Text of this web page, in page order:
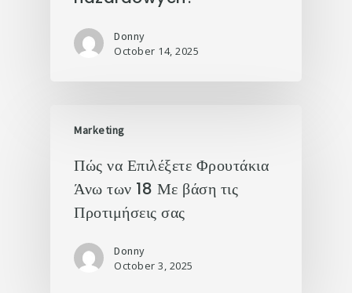
Donny
October 14, 2025
Marketing
Πώς να Επιλέξετε Φρουτάκια
Άνω των 18 Με βάση τις
Προτιμήσεις σας
Donny
October 3, 2025